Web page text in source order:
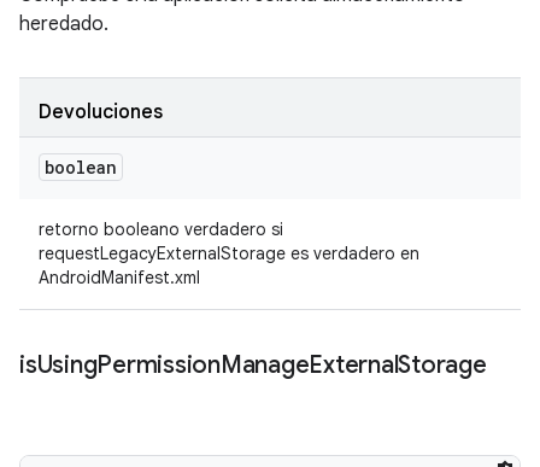
heredado.
Devoluciones
boolean
retorno booleano verdadero si
requestLegacyExternalStorage es verdadero en
AndroidManifest.xml
isUsingPermissionManageExternalStorage